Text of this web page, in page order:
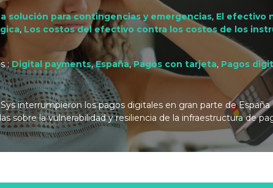
solución para contingencias y emergencias, El efectivo
, Los costos del efectivo contra los costos de los
:Digital payments,España,Pagos con tarjeta, Pagos
interrumpieron los pagos digitales en gran parte de España
sobre la vulnerabilidad y resiliencia de la infraestructura de